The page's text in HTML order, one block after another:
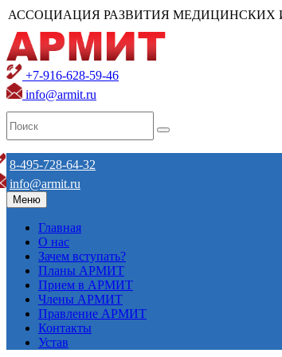
АССОЦИАЦИЯ РАЗВИТИЯ
+7-916-628-59-46
info@armit.ru
8-495-728-64-32
info@armit.ru
Меню
Главная
О нас
Зачем вступать?
Планы АРМИТ
Прием в АРМИТ
Члены АРМИТ
Правление АРМИТ
Контакты
Устав